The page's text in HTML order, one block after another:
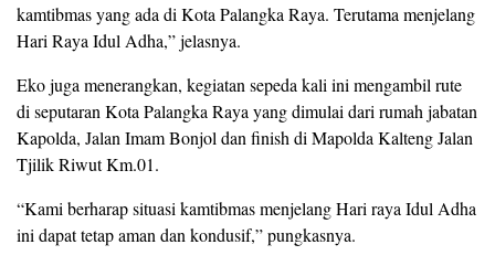
kamtibmas yang ada di Kota Palangka Raya. Terutama menjelang
Hari Raya Idul Adha,” jelasnya.
Eko juga menerangkan, kegiatan sepeda kali ini mengambil rute
di seputaran Kota Palangka Raya yang dimulai dari rumah jabatan
Kapolda, Jalan Imam Bonjol dan finish di Mapolda Kalteng Jalan
Tjilik Riwut Km.01.
“Kami berharap situasi kamtibmas menjelang Hari raya Idul Adha
ini dapat tetap aman dan kondusif,” pungkasnya.